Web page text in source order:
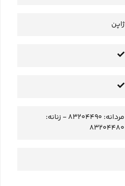
ژاپن
مردانه: 83204490 - زنانه:
83204480